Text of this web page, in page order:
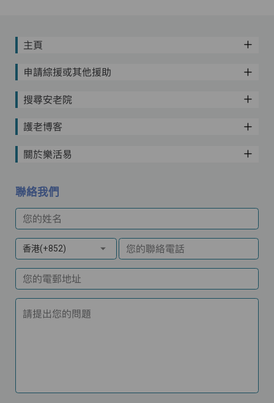
主頁
申請綜援或其他援助
搜尋安老院
護老博客
關於樂活易
聯絡我們
您的姓名
香港(+852) 您的聯絡電話
您的電郵地址
請提出您的問題